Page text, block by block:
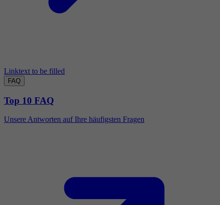
Linktext to be filled
FAQ
Top 10 FAQ
Unsere Antworten auf Ihre häufigsten Fragen